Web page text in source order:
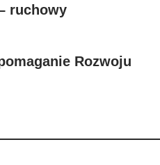
ruchowy
Rozwoju